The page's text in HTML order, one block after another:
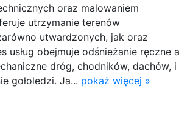
oraz malowaniem
utrzymanie terenów
utwardzonych, jak oraz
usług obejmuje odśnieżanie ręczne a
dróg, chodników, dachów, i
gołoledzi. Ja... pokaż więcej »